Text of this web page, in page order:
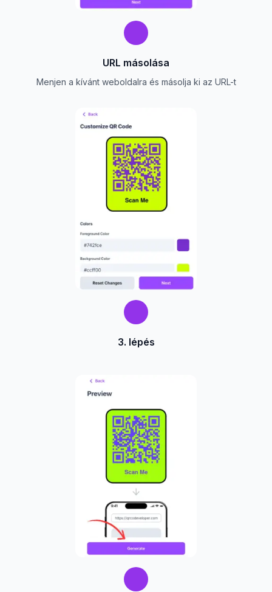
URL másolása
Menjen a kívánt weboldalra és másolja ki az URL-t
3. lépés